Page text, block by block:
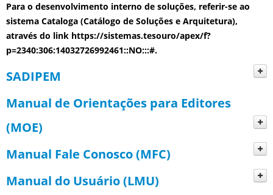
Para o desenvolvimento interno de soluções, referir-se ao
sistema Cataloga (Catálogo de Soluções e Arquitetura),
através do link https://sistemas.tesouro/apex/f?
p=2340:306:14032726992461::NO:::#.
SADIPEM
Ajudas de tela
Pedido de Verificação de Limites e
Condições - PVL
Consultar PVL
Arquivamento de processos
Manual de Orientações para Editores
(MOE)
Manual Fale Conosco (MFC)
Manual do Usuário (LMU)